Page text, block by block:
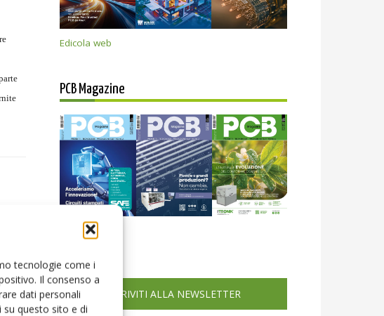
tecnologie come i
Il consenso a
dati personali
questo sito e di
Edicola web
PCB Magazine
Edicola web
ISCRIVITI ALLA NEWSLETTER